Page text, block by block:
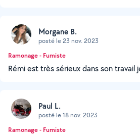
Morgane B.
posté le 23 nov. 2023
Ramonage - Fumiste
Rémi est très sérieux dans son travail
Paul L.
posté le 18 nov. 2023
Ramonage - Fumiste